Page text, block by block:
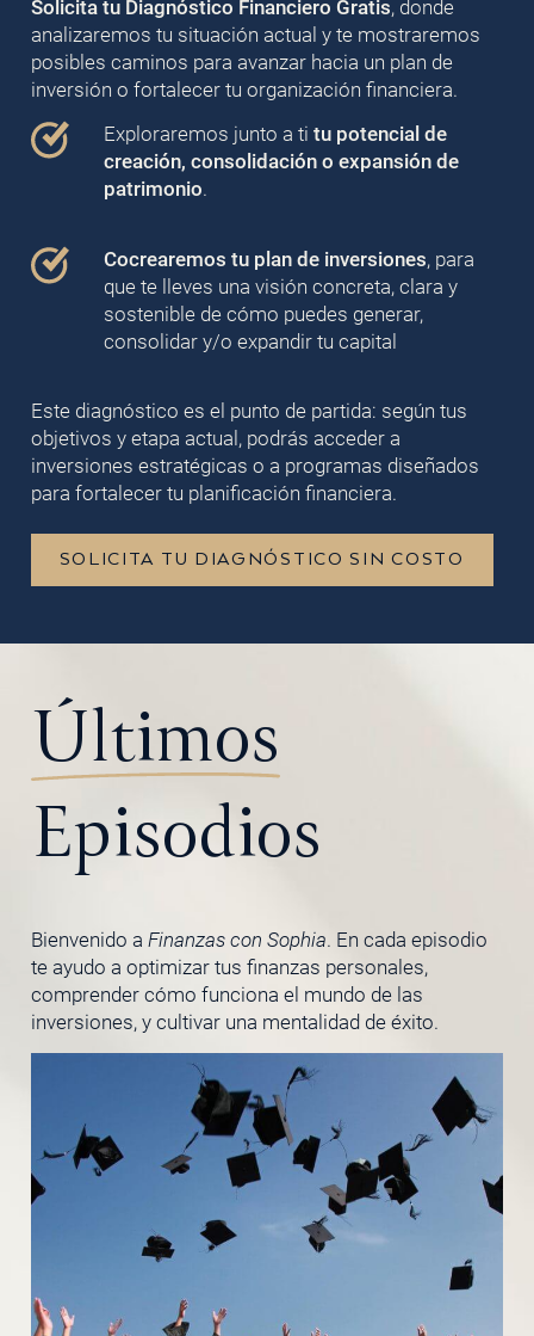
Solicita tu Diagnóstico Financiero Gratis, donde
analizaremos tu situación actual y te mostraremos
posibles caminos para avanzar hacia un plan de
inversión o fortalecer tu organización financiera.
Exploraremos junto a ti tu potencial de
creación, consolidación o expansión de
patrimonio.
Cocrearemos tu plan de inversiones, para
que te lleves una visión concreta, clara y
sostenible de cómo puedes generar,
consolidar y/o expandir tu capital
Este diagnóstico es el punto de partida: según tus
objetivos y etapa actual, podrás acceder a
inversiones estratégicas o a programas diseñados
para fortalecer tu planificación financiera.
SOLICITA TU DIAGNÓSTICO SIN COSTO
Últimos
Episodios
Bienvenido a Finanzas con Sophia. En cada episodio
te ayudo a optimizar tus finanzas personales,
comprender cómo funciona el mundo de las
inversiones, y cultivar una mentalidad de éxito.